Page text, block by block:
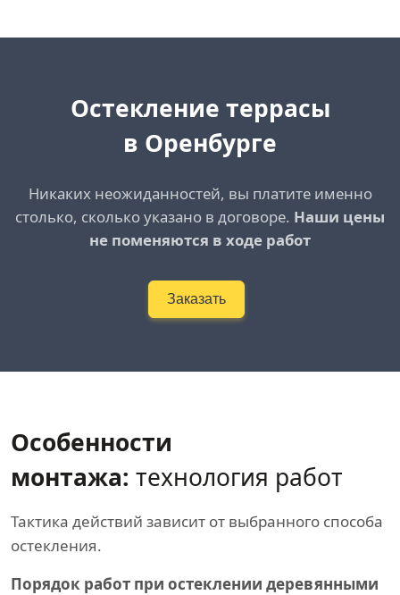
Остекление террасы
в Оренбурге
Никаких неожиданностей, вы платите именно
столько, сколько указано в договоре. Наши цены
не поменяются в ходе работ
Заказать
Особенности
монтажа: технология работ
Тактика действий зависит от выбранного способа
остекления.
Порядок работ при остеклении деревянными